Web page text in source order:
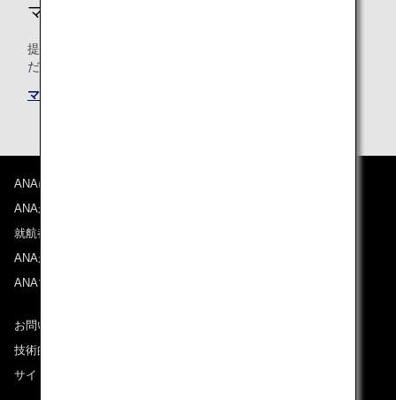
マイルの積算条件
提携航空会社共通のマイル積算条件についても必ずご確認く
ださい。
マイル積算条件
ANAについて
ANAからのお知らせ
就航都市
ANAがお約束する体験
ANAマイレージクラブ
お問い合わせ
技術的なお問い合わせ（推奨環境）
サイトマップ